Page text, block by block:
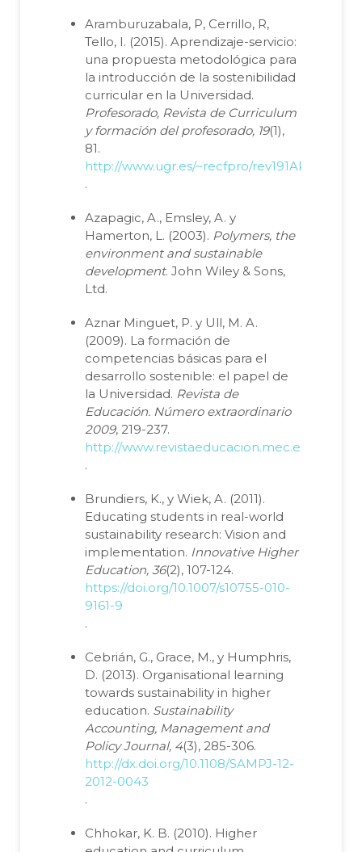
Aramburuzabala, P, Cerrillo, R,
Tello, I. (2015). Aprendizaje-servicio:
una propuesta metodológica para
la introducción de la sostenibilidad
curricular en la Universidad.
Profesorado, Revista de Curriculum
y formación del profesorado, 19(1),
81.
http://www.ugr.es/~recfpro/rev191ART5.pdf
.
Azapagic, A., Emsley, A. y
Hamerton, L. (2003). Polymers, the
environment and sustainable
development. John Wiley & Sons,
Ltd.
Aznar Minguet, P. y Ull, M. A.
(2009). La formación de
competencias básicas para el
desarrollo sostenible: el papel de
la Universidad. Revista de
Educación. Número extraordinario
2009, 219-237.
http://www.revistaeducacion.mec.es/
.
Brundiers, K., y Wiek, A. (2011).
Educating students in real-world
sustainability research: Vision and
implementation. Innovative Higher
Education, 36(2), 107-124.
https://doi.org/10.1007/s10755-010-
9161-9
.
Cebrián, G., Grace, M., y Humphris,
D. (2013). Organisational learning
towards sustainability in higher
education. Sustainability
Accounting, Management and
Policy Journal, 4(3), 285-306.
http://dx.doi.org/10.1108/SAMPJ-12-
2012-0043
.
Chhokar, K. B. (2010). Higher